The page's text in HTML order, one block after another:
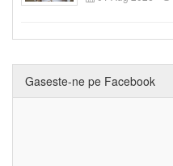
Gaseste-ne pe Facebook